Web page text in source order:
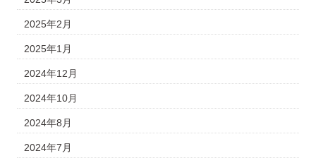
2025年2月
2025年1月
2024年12月
2024年10月
2024年8月
2024年7月